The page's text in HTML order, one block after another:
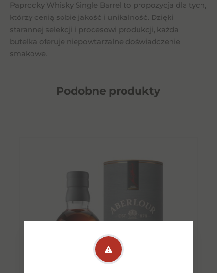
Paprocky Whisky Single Barrel to propozycja dla tych,
którzy cenią sobie jakość i unikalność. Dzięki
starannej selekcji i procesowi produkcji, każda
butelka oferuje niepowtarzalne doświadczenie
smakowe.
Podobne produkty